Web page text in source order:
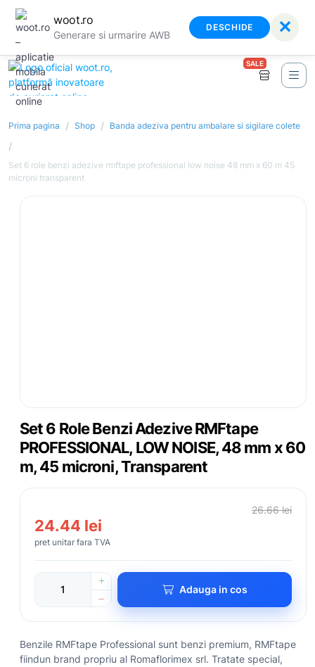
woot.ro
Generare si urmarire AWB
DESCHIDE ✕
SALE
Prima pagina / Shop / Banda adeziva pentru ambalare si sigilare colete
/
Set 6 role benzi adezive rmftape professional low noise 48 mm x 60 m 45
microni transparent
Set 6 Role Benzi Adezive RMFtape
PROFESSIONAL, LOW NOISE, 48 mm x 60
m, 45 microni, Transparent
26.66 lei
24.44 lei
pret unitar fara TVA
Adauga in cos
Benzile RMFtape Professional sunt benzi premium, RMFtape
fiindun brand propriu al Romaflorimex srl. Tratate special,